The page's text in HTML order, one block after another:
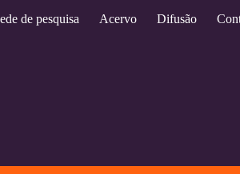
de pesquisa Acervo Difusão